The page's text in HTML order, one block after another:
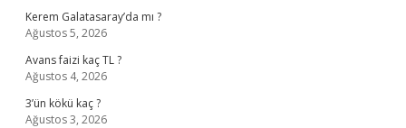
Kerem Galatasaray’da mı ?
Ağustos 5, 2026
Avans faizi kaç TL ?
Ağustos 4, 2026
3’ün kökü kaç ?
Ağustos 3, 2026